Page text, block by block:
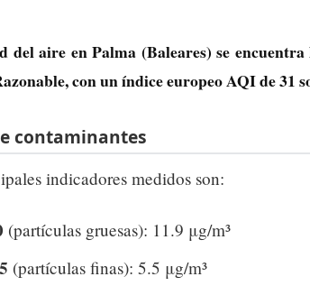
del aire enPalma (Baleares) se
, con un índice europeo AQI de31
contaminantes
indicadores medidos son:
(partículas gruesas): 11.9 μg/m³
(partículas finas): 5.5 μg/m³